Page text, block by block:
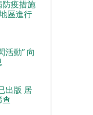
疫措施
區進行
活動” 向
出版 居
查